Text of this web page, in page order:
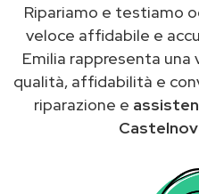
Ripariamo e testiamo
veloce affidabile e
Emilia rappresenta una
qualità, affidabilità e
riparazione e